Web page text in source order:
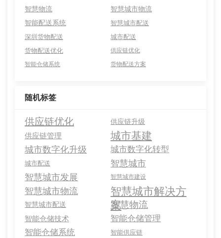
智慧物流
智慧城市物流
智能配送系统
智慧城市配送
深圳货物配送
城市配送
货物配送优化
供应链优化
智能仓储系统
货物配送方案
随机标签
供应链优化 供应链升级
供应链管理 城市基建
城市数字化升级 城市数字化转型
城市配送
智慧城市
智慧城市发展
智慧城市建设
智慧城市物流
智慧城市解决方
案
智慧城市配送 智慧物流
智能仓储技术
智能仓储管理
智能仓储系统
智能供应链